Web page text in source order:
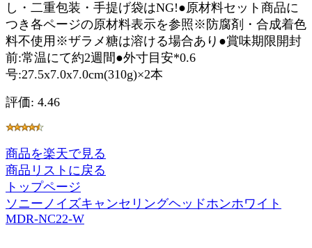
し・二重包装・手提げ袋はNG!●原材料セット商品に
つき各ページの原材料表示を参照※防腐剤・合成着色
料不使用※ザラメ糖は溶ける場合あり●賞味期限開封
前:常温にて約2週間●外寸目安*0.6
号:27.5x7.0x7.0cm(310g)×2本
評価: 4.46
商品を楽天で見る
商品リストに戻る
トップページ
ソニーノイズキャンセリングヘッドホンホワイト
MDR-NC22-W